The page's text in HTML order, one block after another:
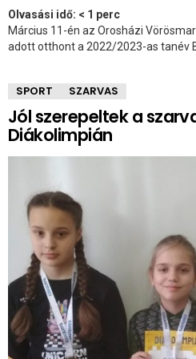
Olvasási idő: < 1 perc
Március 11-én az Orosházi
adott otthont a 2022/2023-as tanév
SPORT SZARVAS
Jól szerepeltek a
Diákolimpián